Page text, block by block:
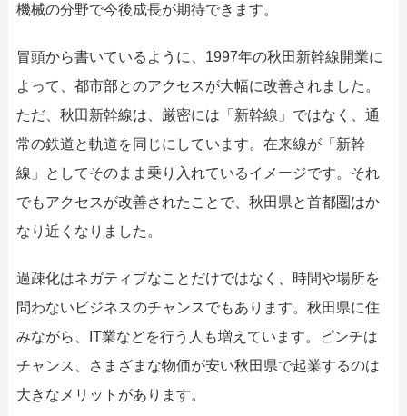
機械の分野で今後成長が期待できます。
冒頭から書いているように、1997年の秋田新幹線開業に
よって、都市部とのアクセスが大幅に改善されました。
ただ、秋田新幹線は、厳密には「新幹線」ではなく、通
常の鉄道と軌道を同じにしています。在来線が「新幹
線」としてそのまま乗り入れているイメージです。それ
でもアクセスが改善されたことで、秋田県と首都圏はか
なり近くなりました。
過疎化はネガティブなことだけではなく、時間や場所を
問わないビジネスのチャンスでもあります。秋田県に住
みながら、IT業などを行う人も増えています。ピンチは
チャンス、さまざまな物価が安い秋田県で起業するのは
大きなメリットがあります。